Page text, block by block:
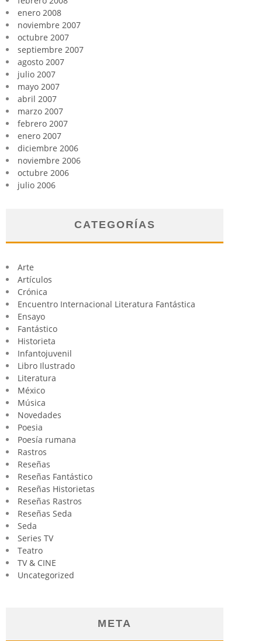
enero 2008
noviembre 2007
octubre 2007
septiembre 2007
agosto 2007
julio 2007
mayo 2007
abril 2007
marzo 2007
febrero 2007
enero 2007
diciembre 2006
noviembre 2006
octubre 2006
julio 2006
CATEGORÍAS
Arte
Artículos
Crónica
Encuentro Internacional Literatura Fantástica
Ensayo
Fantástico
Historieta
Infantojuvenil
Libro Ilustrado
Literatura
México
Música
Novedades
Poesia
Poesía rumana
Rastros
Reseñas
Reseñas Fantástico
Reseñas Historietas
Reseñas Rastros
Reseñas Seda
Seda
Series TV
Teatro
TV & CINE
Uncategorized
META